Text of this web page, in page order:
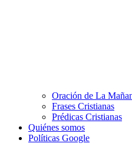
Oración de La
Frases Cristianas
Prédicas Cristianas
Quiénes somos
Políticas Google